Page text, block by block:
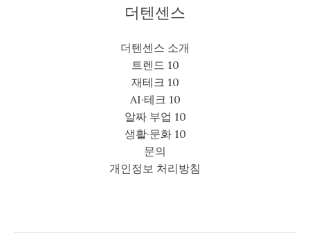
더텐센스
더텐센스 소개
트렌드 10
재테크 10
AI·테크 10
알짜 부업 10
생활·문화 10
문의
개인정보 처리방침